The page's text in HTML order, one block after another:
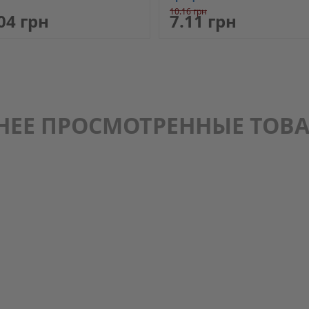
грн 10.16 грн
7.11 грн
ПРОСМОТРЕННЫЕ